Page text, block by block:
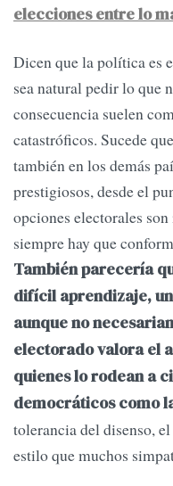
elecciones entre lo
Dicen que la política es
sea natural pedir lo que
consecuencia suelen
catastróficos. Sucede
también en los demás
prestigiosos, desde el
opciones electorales
siempre hay que
También parecería
difícil aprendizaje,
aunque no
electorado valora el
quienes lo rodean a
democráticos como
tolerancia del disenso,
estilo que muchos